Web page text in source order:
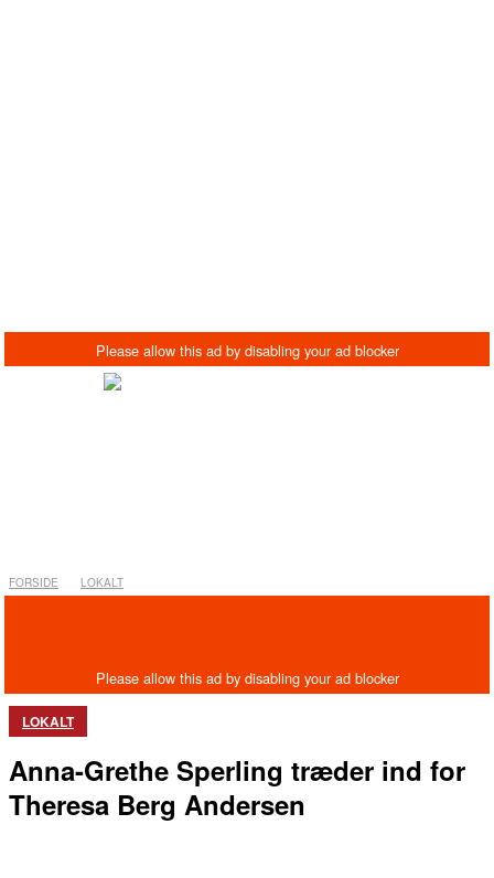
FORSIDE LOKALT
LOKALT
Anna-Grethe Sperling træder ind for
Theresa Berg Andersen